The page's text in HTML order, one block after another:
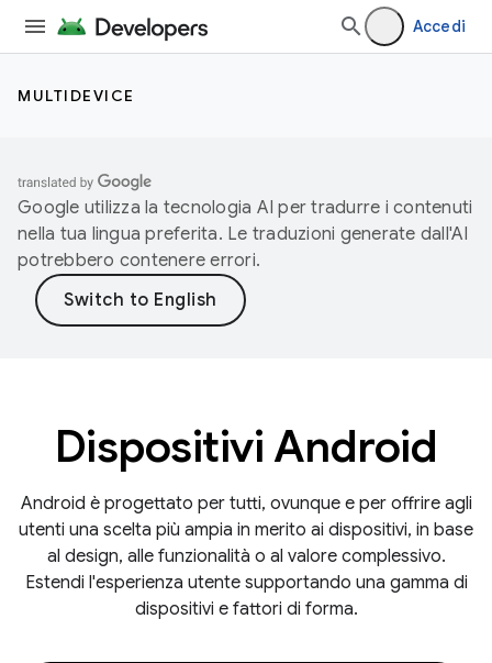
Accedi
MULTIDEVICE
Google utilizza la tecnologia AI per tradurre i contenuti
nella tua lingua preferita. Le traduzioni generate dall'AI
potrebbero contenere errori.
Dispositivi Android
Android è progettato per tutti, ovunque e per offrire agli
utenti una scelta più ampia in merito ai dispositivi, in base
al design, alle funzionalità o al valore complessivo.
Estendi l'esperienza utente supportando una gamma di
dispositivi e fattori di forma.